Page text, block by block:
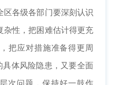
区各级各部门要深刻认识
杂性，把困难估计得更充
把应对措施准备得更周
具体风险隐患，又要全面
次问题，保持好一鼓作